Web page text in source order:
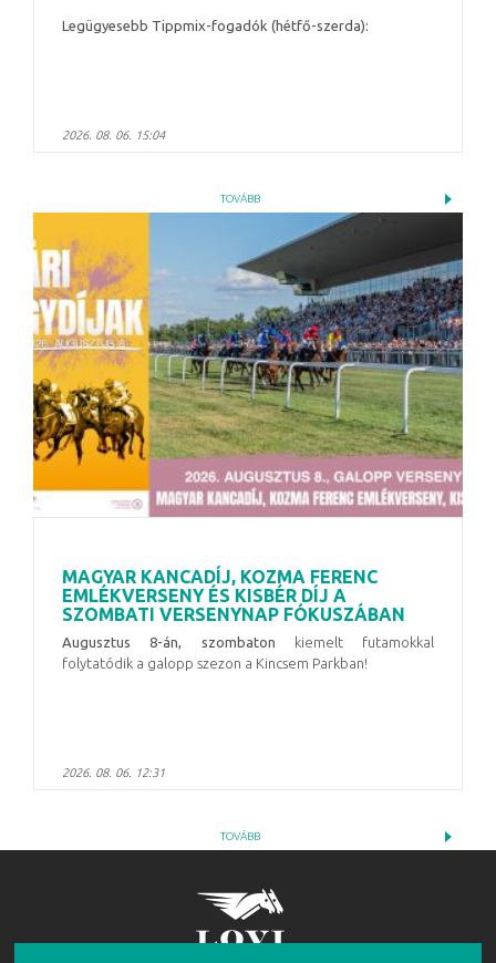
Legügyesebb Tippmix-fogadók (hétfő-szerda):
2026. 08. 06. 15:04
TOVÁBB
MAGYAR KANCADÍJ, KOZMA FERENC
EMLÉKVERSENY ÉS KISBÉR DÍJ A
SZOMBATI VERSENYNAP FÓKUSZÁBAN
Augusztus 8-án, szombaton kiemelt futamokkal
folytatódik a galopp szezon a Kincsem Parkban!
2026. 08. 06. 12:31
TOVÁBB